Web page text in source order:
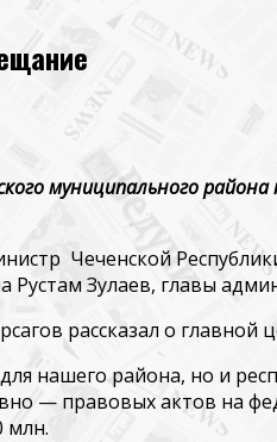
муниципального
Чеченской
Рустам Зулаев, главы
рассказал о главной
нашего района, но и
— правовых актов на
млн.